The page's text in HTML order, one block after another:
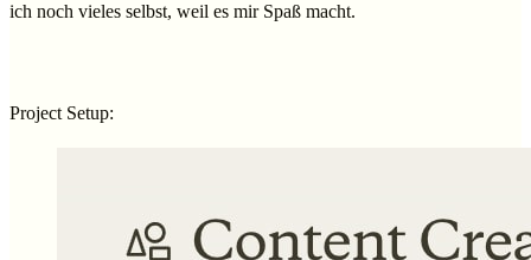
ich noch vieles selbst, weil es mir Spaß macht.
Project Setup: